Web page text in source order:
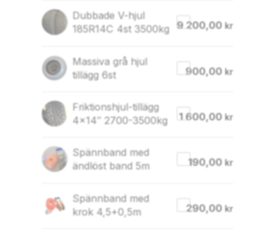
Dubbade V-hjul
185R14C 4st 3500kg 9 200,00 kr
Massiva grå hjul
tillägg 6st
900,00 kr
Friktionshjul-tillägg
4×14″ 2700-3500kg
1 600,00 kr
Spännband med
ändlöst band 5m
190,00 kr
Spännband med
krok 4,5+0,5m
290,00 kr